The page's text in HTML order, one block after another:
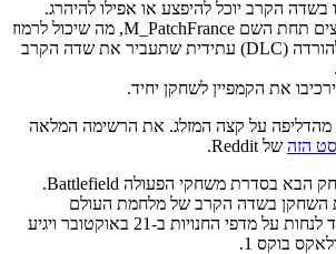
בשדה הקרב יוכל להיפצע או אפילו להיהרג.
נמצאו שישה קבצים תחת השם M_PatchFrance, מה שיכול לרמוז
על חבילת תוכן להורדה (DLC) עתידית שתעביר את שדה הקרב
את הקמפיין לשחקן יחיד.
מהדליפה על קצה המזלג. את הרשימה המלאה
הזה של Reddit.
Battlefield 1 הוא המשחק הבא בסדרת משחקי הפעולה Battlefield.
השחקן בשדה הקרב של מלחמת העולם
הראשונה. המשחק עתיד לנחות על מדפי החנויות ב-21 באוקטובר ויגיע